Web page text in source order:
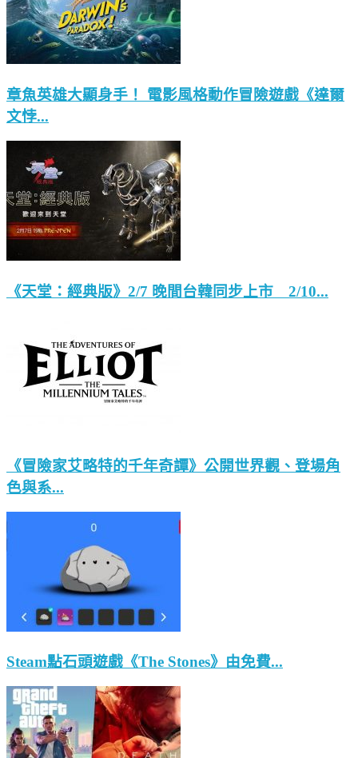
章魚英雄大顯身手！ 電影風格動作冒險遊戲《達爾
文悖...
《天堂：經典版》2/7 晚間台韓同步上市 2/10...
《冒險家艾略特的千年奇譚》公開世界觀、登場角
色與系...
Steam點石頭遊戲《The Stones》由免費...